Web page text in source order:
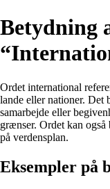
Betydning
Ordet international
lande eller nationer. Det
samarbejde eller
grænser. Ordet kan også
på verdensplan.
Eksempler på